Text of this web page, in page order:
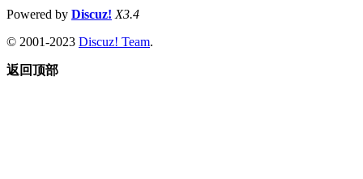
Powered by Discuz! X3.4
© 2001-2023 Discuz! Team.
返回顶部